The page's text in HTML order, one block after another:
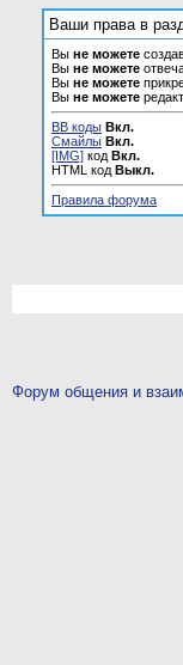
Ваши права в
Вы не можете
Вы не можете
Вы не можете
Вы не можете
BB коды Вкл.
Смайлы Вкл.
[IMG] код Вкл.
HTML код Выкл.
Правила форума
Форум общения и